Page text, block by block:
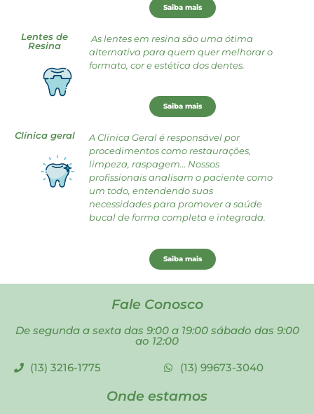
Saiba mais
Lentes de
Resina
As lentes em resina são uma ótima
alternativa para quem quer melhorar o
formato, cor e estética dos dentes.
Saiba mais
Clínica geral
A Clínica Geral é responsável por
procedimentos como restaurações,
limpeza, raspagem… Nossos
profissionais analisam o paciente como
um todo, entendendo suas
necessidades para promover a saúde
bucal de forma completa e integrada.
Saiba mais
Fale Conosco
De segunda a sexta das 9:00 a 19:00 sábado das 9:00
ao 12:00
(13) 3216-1775
(13) 99673-3040
Onde estamos